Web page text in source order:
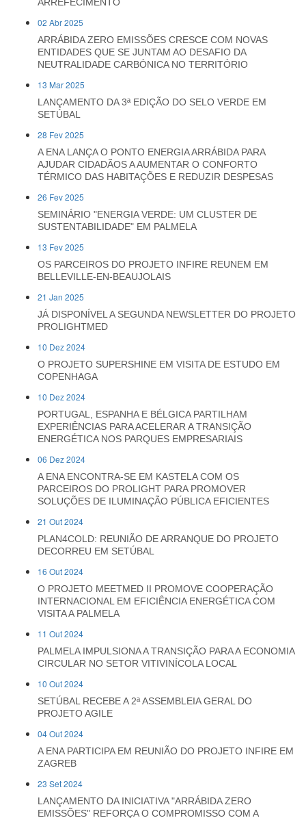
02 Abr 2025
ARRÁBIDA ZERO EMISSÕES CRESCE COM NOVAS
ENTIDADES QUE SE JUNTAM AO DESAFIO DA
NEUTRALIDADE CARBÓNICA NO TERRITÓRIO
13 Mar 2025
LANÇAMENTO DA 3ª EDIÇÃO DO SELO VERDE EM
SETÚBAL
28 Fev 2025
A ENA LANÇA O PONTO ENERGIA ARRÁBIDA PARA
AJUDAR CIDADÃOS A AUMENTAR O CONFORTO
TÉRMICO DAS HABITAÇÕES E REDUZIR DESPESAS
26 Fev 2025
SEMINÁRIO "ENERGIA VERDE: UM CLUSTER DE
SUSTENTABILIDADE" EM PALMELA
13 Fev 2025
OS PARCEIROS DO PROJETO INFIRE REUNEM EM
BELLEVILLE-EN-BEAUJOLAIS
21 Jan 2025
JÁ DISPONÍVEL A SEGUNDA NEWSLETTER DO PROJETO
PROLIGHTMED
10 Dez 2024
O PROJETO SUPERSHINE EM VISITA DE ESTUDO EM
COPENHAGA
10 Dez 2024
PORTUGAL, ESPANHA E BÉLGICA PARTILHAM
EXPERIÊNCIAS PARA ACELERAR A TRANSIÇÃO
ENERGÉTICA NOS PARQUES EMPRESARIAIS
06 Dez 2024
A ENA ENCONTRA-SE EM KASTELA COM OS
PARCEIROS DO PROLIGHT PARA PROMOVER
SOLUÇÕES DE ILUMINAÇÃO PÚBLICA EFICIENTES
21 Out 2024
PLAN4COLD: REUNIÃO DE ARRANQUE DO PROJETO
DECORREU EM SETÚBAL
16 Out 2024
O PROJETO MEETMED II PROMOVE COOPERAÇÃO
INTERNACIONAL EM EFICIÊNCIA ENERGÉTICA COM
VISITA A PALMELA
11 Out 2024
PALMELA IMPULSIONA A TRANSIÇÃO PARA A ECONOMIA
CIRCULAR NO SETOR VITIVINÍCOLA LOCAL
10 Out 2024
SETÚBAL RECEBE A 2ª ASSEMBLEIA GERAL DO
PROJETO AGILE
04 Out 2024
A ENA PARTICIPA EM REUNIÃO DO PROJETO INFIRE EM
ZAGREB
23 Set 2024
LANÇAMENTO DA INICIATIVA "ARRÁBIDA ZERO
EMISSÕES" REFORÇA O COMPROMISSO COM A